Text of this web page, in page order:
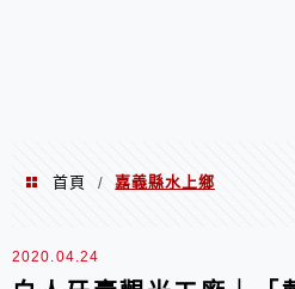
首頁 / 嘉義縣水上鄉
嘉義縣水上鄉
2020.04.24